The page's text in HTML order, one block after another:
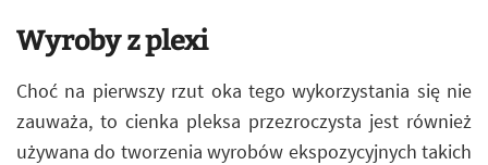
Wyroby z plexi
Choć na pierwszy rzut oka tego wykorzystania się nie
zauważa, to cienka pleksa przezroczysta jest również
używana do tworzenia wyrobów ekspozycyjnych takich